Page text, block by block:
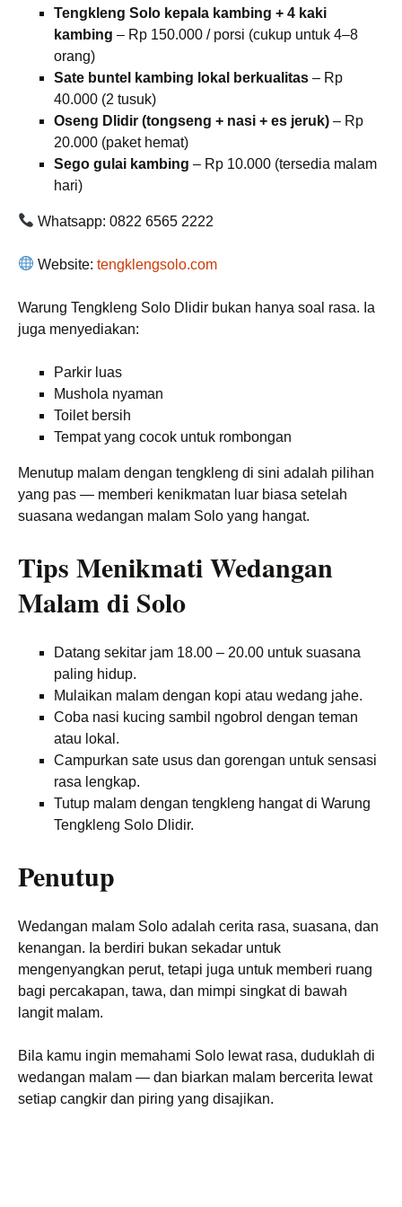
Tengkleng Solo kepala kambing + 4 kaki
kambing – Rp 150.000 / porsi (cukup untuk 4–8
orang)
Sate buntel kambing lokal berkualitas – Rp
40.000 (2 tusuk)
Oseng Dlidir (tongseng + nasi + es jeruk) – Rp
20.000 (paket hemat)
Sego gulai kambing – Rp 10.000 (tersedia malam
hari)
Whatsapp: 0822 6565 2222
Website:tengklengsolo.com
Warung Tengkleng Solo Dlidir bukan hanya soal rasa. Ia
juga menyediakan:
Parkir luas
Mushola nyaman
Toilet bersih
Tempat yang cocok untuk rombongan
Menutup malam dengan tengkleng di sini adalah pilihan
yang pas — memberi kenikmatan luar biasa setelah
suasana wedangan malam Solo yang hangat.
Tips Menikmati Wedangan
Malam di Solo
Datang sekitar jam 18.00 – 20.00 untuk suasana
paling hidup.
Mulaikan malam dengan kopi atau wedang jahe.
Coba nasi kucing sambil ngobrol dengan teman
atau lokal.
Campurkan sate usus dan gorengan untuk sensasi
rasa lengkap.
Tutup malam dengan tengkleng hangat di Warung
Tengkleng Solo Dlidir.
Penutup
Wedangan malam Solo adalah cerita rasa, suasana, dan
kenangan. Ia berdiri bukan sekadar untuk
mengenyangkan perut, tetapi juga untuk memberi ruang
bagi percakapan, tawa, dan mimpi singkat di bawah
langit malam.
Bila kamu ingin memahami Solo lewat rasa, duduklah di
wedangan malam — dan biarkan malam bercerita lewat
setiap cangkir dan piring yang disajikan.